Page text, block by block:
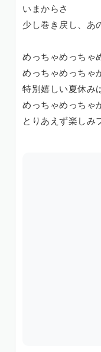
いまからさ
少し巻き戻し、あ
めっちゃめっちゃ
めっちゃめっちゃ
特別嬉しい夏休み
めっちゃめっちゃ
とりあえず楽しみ